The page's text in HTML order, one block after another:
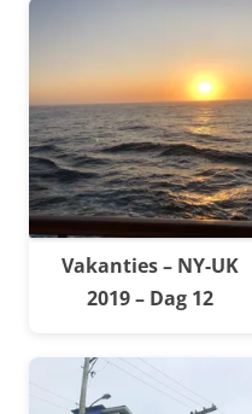
Vakanties – NY-UK
2019 – Dag 12